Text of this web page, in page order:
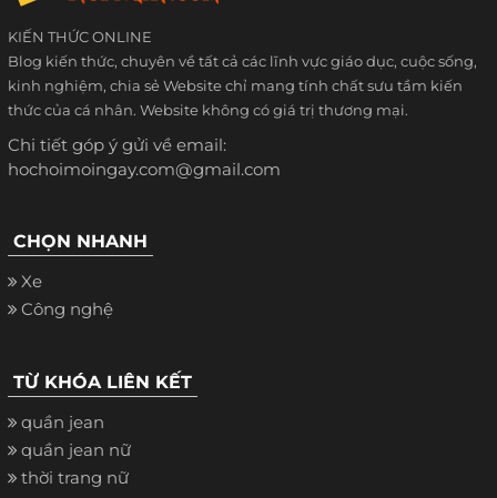
KIẾN THỨC ONLINE
Blog kiến thức, chuyên về tất cả các lĩnh vực giáo dục, cuộc sống,
kinh nghiệm, chia sẻ Website chỉ mang tính chất sưu tầm kiến
thức của cá nhân. Website không có giá trị thương mại.
Chi tiết góp ý gửi về email:
hochoimoingay.com@gmail.com
CHỌN NHANH
Xe
Công nghệ
TỪ KHÓA LIÊN KẾT
quần jean
quần jean nữ
thời trang nữ